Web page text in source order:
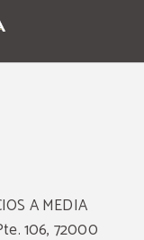
A MEDIA
106, 72000